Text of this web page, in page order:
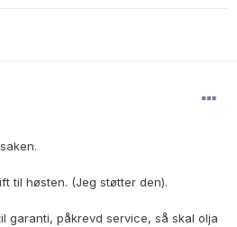
til høsten. (Jeg støtter den).
garanti, påkrevd service, så skal olja